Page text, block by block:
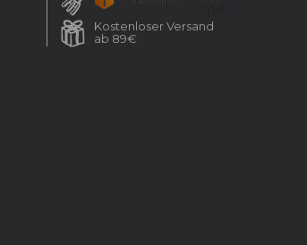
Kostenloser Versand
ab 89€